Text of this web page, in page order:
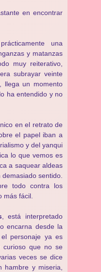
en encontrar
una
y matanzas
muy reiterativo,
subrayar veinte
llega un momento
ha entendido y no
en el retrato de
el papel iban a
y del yanqui
lo que vemos es
a saquear aldeas
sentido.
todo contra los
más fácil.
, está interpretado
encarna desde la
personaje ya es
curioso que no se
veces se dice
y miseria,